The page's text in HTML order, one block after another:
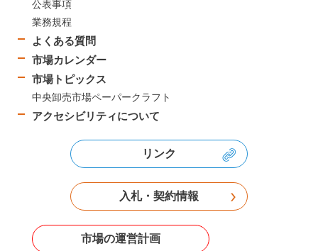
公表事項
業務規程
よくある質問
市場カレンダー
市場トピックス
中央卸売市場ペーパークラフト
アクセシビリティについて
リンク
入札・契約情報
市場の運営計画